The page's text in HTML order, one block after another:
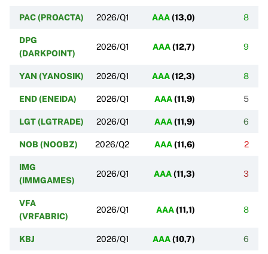
PAC (PROACTA) 2026/Q1 AAA(13,0) 8
DPG
(DARKPOINT)
2026/Q1 AAA(12,7) 9
YAN (YANOSIK) 2026/Q1 AAA(12,3) 8
END (ENEIDA) 2026/Q1 AAA(11,9) 5
LGT (LGTRADE) 2026/Q1 AAA(11,9) 6
NOB (NOOBZ) 2026/Q2 AAA(11,6) 2
IMG
(IMMGAMES)
2026/Q1 AAA(11,3) 3
VFA
(VRFABRIC)
2026/Q1 AAA(11,1) 8
KBJ 2026/Q1 AAA(10,7) 6